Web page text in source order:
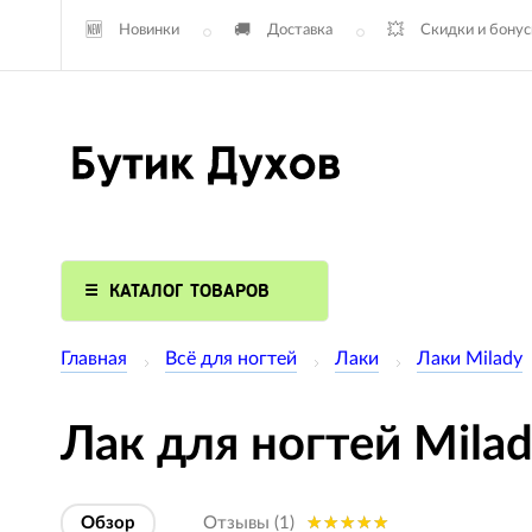
Новинки Доставка Скидки и
КАТАЛОГ ТОВАРОВ
Главная Всё для ногтей Лаки Лаки Milady
Лак для ногтей
Обзор Отзывы (1)